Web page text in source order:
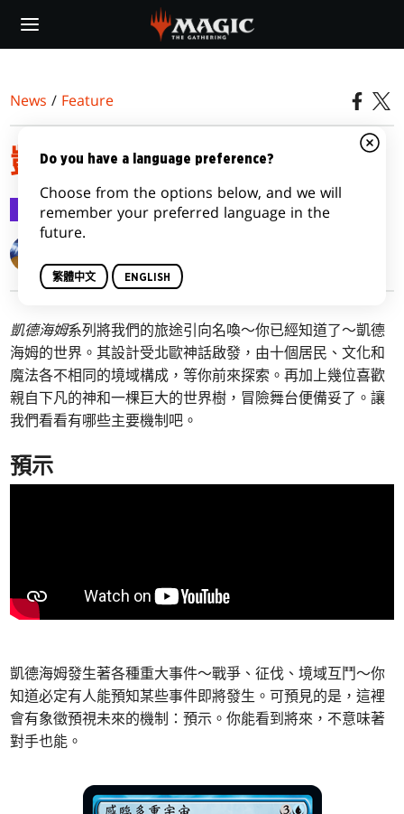
main
News / Feature
凱德海姆機制
Feature 2021-01-08
凱德海姆系列將我們的旅途引向名喚～你已經知道了～凱德
海姆的世界。其設計受北歐神話啟發，由十個居民、文化和
魔法各不相同的境域構成，等你前來探索。再加上幾位喜歡
親自下凡的神和一棵巨大的世界樹，冒險舞台便備妥了。讓
我們看看有哪些主要機制吧。
預示
凱德海姆發生著各種重大事件～戰爭、征伐、境域互鬥～你
知道必定有人能預知某些事件即將發生。可預見的是，這裡
會有象徵預視未來的機制：預示。你能看到將來，不意味著
對手也能。
Do you have a language preference?
Choose from the options below, and we will
remember your preferred language in the
future.
繁體中文 ENGLISH